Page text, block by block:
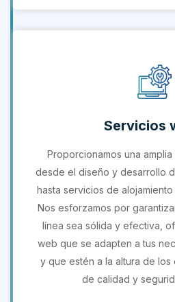
Servicios
Proporcionamos una
desde el diseño y desarrollo
hasta servicios de
Nos esforzamos por
línea sea sólida y efectiva,
web que se adapten a tus
y que estén a la altura de los
de calidad y